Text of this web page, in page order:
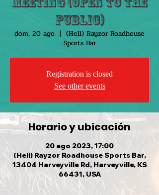
public)
dom, 20 ago
  |
(Hell) Rayzor Roadhouse
Sports Bar
Registration is closed
See other events
Horario y ubicación
20 ago 2023, 17:00
(Hell) Rayzor Roadhouse Sports Bar,
13404 Harveyville Rd, Harveyville, KS
66431, USA